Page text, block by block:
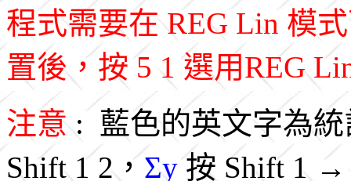
程式需要在 REG Lin 模
置後，按 5 1 選用REG
注意: 藍色的英文字為
Shift 1 2， Σy 按 Shift 1 →